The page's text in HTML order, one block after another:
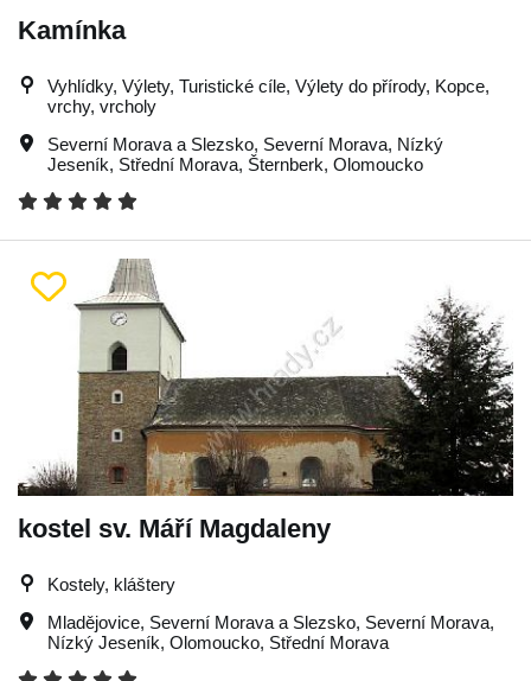
Kamínka
Vyhlídky, Výlety, Turistické cíle, Výlety do přírody, Kopce,
vrchy, vrcholy
Severní Morava a Slezsko, Severní Morava, Nízký
Jeseník, Střední Morava, Šternberk, Olomoucko
kostel sv. Máří Magdaleny
Kostely, kláštery
Mladějovice, Severní Morava a Slezsko, Severní Morava,
Nízký Jeseník, Olomoucko, Střední Morava